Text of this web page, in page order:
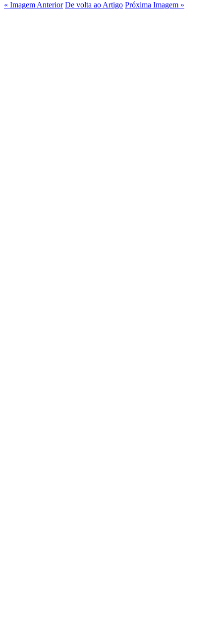
« Imagem Anterior De volta ao Artigo Próxima Imagem »